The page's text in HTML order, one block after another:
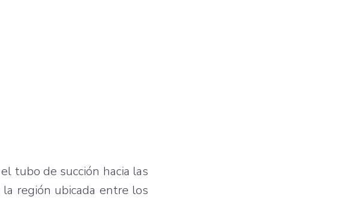
tubo de succión hacia las
región ubicada entre los